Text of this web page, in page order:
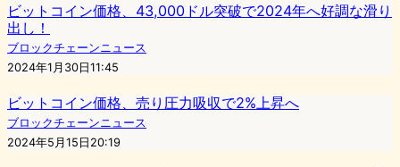
ビットコイン価格、43,000ドル突破で2024年へ好調な滑り
出し！
ブロックチェーンニュース
2024年1月30日11:45
ビットコイン価格、売り圧力吸収で2%上昇へ
ブロックチェーンニュース
2024年5月15日20:19